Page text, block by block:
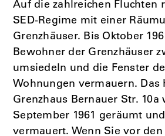
Auf die zahlreichen Fluchten
SED-Regime mit einer
Grenzhäuser. Bis Oktober
Bewohner der Grenzhäuser
umsiedeln und die Fenster
Wohnungen vermauern. Das
Grenzhaus Bernauer Str. 10a
September 1961 geräumt
vermauert. Wenn Sie vor den